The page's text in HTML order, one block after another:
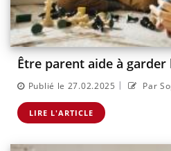
Être parent aide à garder
Publié le 27.02.2025 | Par
LIRE L'ARTICLE